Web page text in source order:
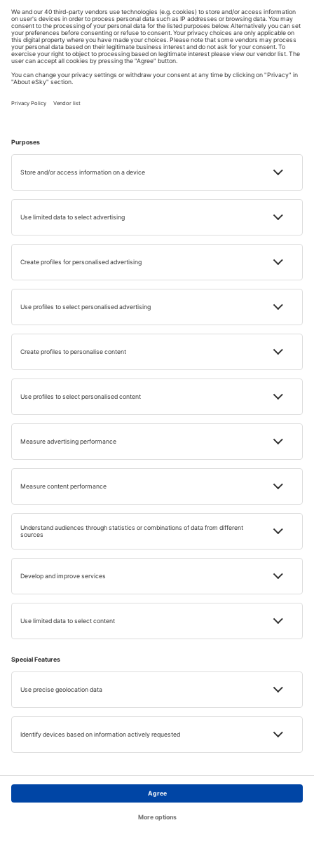
Constantinos The Great Beach Hotel – egy exkluzív
üdülőhely közvetlenül Protarasz tengerpartján,
szabadtéri medencével, terasszal, valamint éttermek és
bárok széles választékával; a vendégek rendelkezésére
áll egy fitneszközpont is.
pihenni?
A Földközi-tenger vizével körülvett Ciprus strandok széles
választékát kínálja a sziget görög és török ​​oldalán is.
Ciprus legjobb strandjait ajánljuk!
Ciprus egyik legjobb strandja a Golden Beach, más néven
Famagusztában található. Ideális hely a családok és a vízi
sportok, például a szörfözés és a búvárkodás
szerelmeseinek. A girnei Escape Beach nemcsak gyönyörű
rendelkezik, bárok, éttermek és vízisportközpontok
formájában.
A Fig Tree Bay az egyik leghíresebb strand Cipruson a
görög oldalon. A több mint 600 éve itt termő magányos
fügefa, a háttérben a tengerrel az egyik leghíresebb
képeslapkép. A strand kék zászlós tanúsítvánnyal
rendelkezik, vízi sportok széles választéka (kajak, jet-ski),
öltözők és vízimentők várják.
részén található üdülőhely gyönyörű tengerparti kilátással
gyönyörködtet, és látnivalók sokaságával csábít. Az itt
található Nissi Beach az egyik legjobb strand Cipruson a
közvetlenül a szálloda mellett található. Eredeti
megjelenésével azért tűnik ki, mert egy öböl és egy
azonos nevű kis sziget mentén húzódik.
Nissi Beach Ayia Napa, Ciprus © Shutterstock